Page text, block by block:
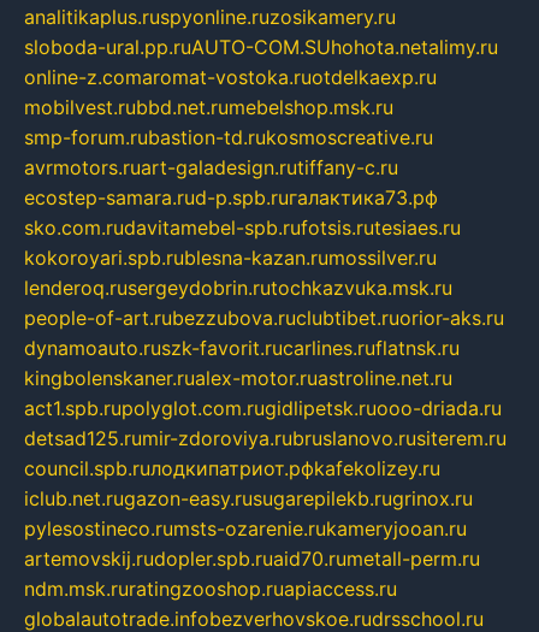
analitikaplus.ruspyonline.ruzosikamery.ru
sloboda-ural.pp.ruAUTO-COM.SUhohota.netalimy.ru
online-z.comaromat-vostoka.ruotdelkaexp.ru
mobilvest.rubbd.net.rumebelshop.msk.ru
smp-forum.rubastion-td.rukosmoscreative.ru
avrmotors.ruart-galadesign.rutiffany-c.ru
ecostep-samara.rud-p.spb.ruгалактика73.рф
sko.com.rudavitamebel-spb.rufotsis.rutesiaes.ru
kokoroyari.spb.rublesna-kazan.rumossilver.ru
lenderoq.rusergeydobrin.rutochkazvuka.msk.ru
people-of-art.rubezzubova.ruclubtibet.ruorior-aks.ru
dynamoauto.ruszk-favorit.rucarlines.ruflatnsk.ru
kingbolenskaner.rualex-motor.ruastroline.net.ru
act1.spb.rupolyglot.com.rugidlipetsk.ruooo-driada.ru
detsad125.rumir-zdoroviya.rubruslanovo.rusiterem.ru
council.spb.ruлодкипатриот.рфkafekolizey.ru
iclub.net.rugazon-easy.rusugarepilekb.rugrinox.ru
pylesostineco.rumsts-ozarenie.rukameryjooan.ru
artemovskij.rudopler.spb.ruaid70.rumetall-perm.ru
ndm.msk.ruratingzooshop.ruapiaccess.ru
globalautotrade.infobezverhovskoe.rudrsschool.ru